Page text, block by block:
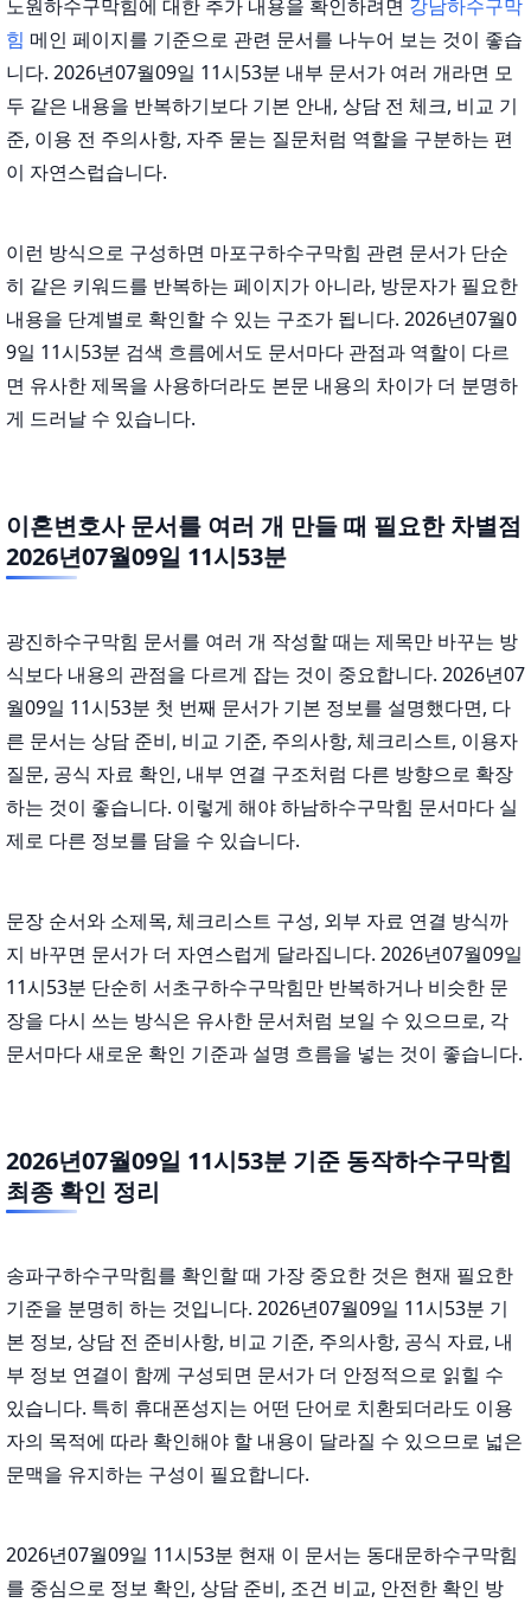
노원하수구막힘에 대한 추가 내용을 확인하려면 강남하수구막
힘 메인 페이지를 기준으로 관련 문서를 나누어 보는 것이 좋습
니다. 2026년07월09일 11시53분 내부 문서가 여러 개라면 모
두 같은 내용을 반복하기보다 기본 안내, 상담 전 체크, 비교 기
준, 이용 전 주의사항, 자주 묻는 질문처럼 역할을 구분하는 편
이 자연스럽습니다.
이런 방식으로 구성하면 마포구하수구막힘 관련 문서가 단순
히 같은 키워드를 반복하는 페이지가 아니라, 방문자가 필요한
내용을 단계별로 확인할 수 있는 구조가 됩니다. 2026년07월0
9일 11시53분 검색 흐름에서도 문서마다 관점과 역할이 다르
면 유사한 제목을 사용하더라도 본문 내용의 차이가 더 분명하
게 드러날 수 있습니다.
이혼변호사 문서를 여러 개 만들 때 필요한 차별점
2026년07월09일 11시53분
광진하수구막힘 문서를 여러 개 작성할 때는 제목만 바꾸는 방
식보다 내용의 관점을 다르게 잡는 것이 중요합니다. 2026년07
월09일 11시53분 첫 번째 문서가 기본 정보를 설명했다면, 다
른 문서는 상담 준비, 비교 기준, 주의사항, 체크리스트, 이용자
질문, 공식 자료 확인, 내부 연결 구조처럼 다른 방향으로 확장
하는 것이 좋습니다. 이렇게 해야 하남하수구막힘 문서마다 실
제로 다른 정보를 담을 수 있습니다.
문장 순서와 소제목, 체크리스트 구성, 외부 자료 연결 방식까
지 바꾸면 문서가 더 자연스럽게 달라집니다. 2026년07월09일
11시53분 단순히 서초구하수구막힘만 반복하거나 비슷한 문
장을 다시 쓰는 방식은 유사한 문서처럼 보일 수 있으므로, 각
문서마다 새로운 확인 기준과 설명 흐름을 넣는 것이 좋습니다.
2026년07월09일 11시53분 기준 동작하수구막힘
최종 확인 정리
송파구하수구막힘를 확인할 때 가장 중요한 것은 현재 필요한
기준을 분명히 하는 것입니다. 2026년07월09일 11시53분 기
본 정보, 상담 전 준비사항, 비교 기준, 주의사항, 공식 자료, 내
부 정보 연결이 함께 구성되면 문서가 더 안정적으로 읽힐 수
있습니다. 특히 휴대폰성지는 어떤 단어로 치환되더라도 이용
자의 목적에 따라 확인해야 할 내용이 달라질 수 있으므로 넓은
문맥을 유지하는 구성이 필요합니다.
2026년07월09일 11시53분 현재 이 문서는 동대문하수구막힘
를 중심으로 정보 확인, 상담 준비, 조건 비교, 안전한 확인 방